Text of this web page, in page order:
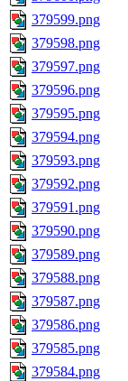
379599.png
379598.png
379597.png
379596.png
379595.png
379594.png
379593.png
379592.png
379591.png
379590.png
379589.png
379588.png
379587.png
379586.png
379585.png
379584.png